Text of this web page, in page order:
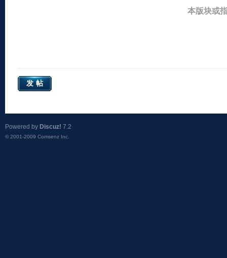
本版块或
发帖
Powered by Discuz! 7.2
© 2001-2009 Comsenz Inc.